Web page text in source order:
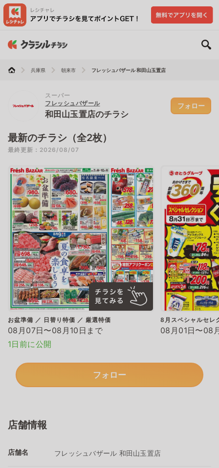
兵庫県 朝来市 フレッシュバザール 和田山玉置店
スーパー
フレッシュバザール
和田山玉置店のチラシ
フォロー
最新のチラシ（全2枚）
最終更新：2026/08/07
お盆準備 ／ 日替り特価 ／ 厳選特価
08月07日〜08月10日まで
1日前に公開
8月スペシャルセレ
08月01日〜08
フォロー
店舗情報
店舗名 フレッシュバザール 和田山玉置店